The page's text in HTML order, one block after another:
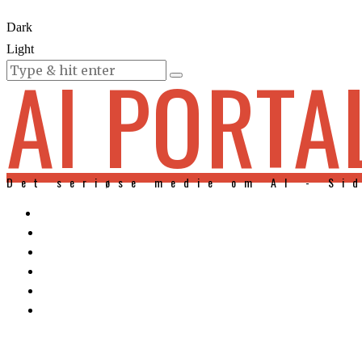
Dark
Light
KURSER
AI
Det seriøse medie om AI -